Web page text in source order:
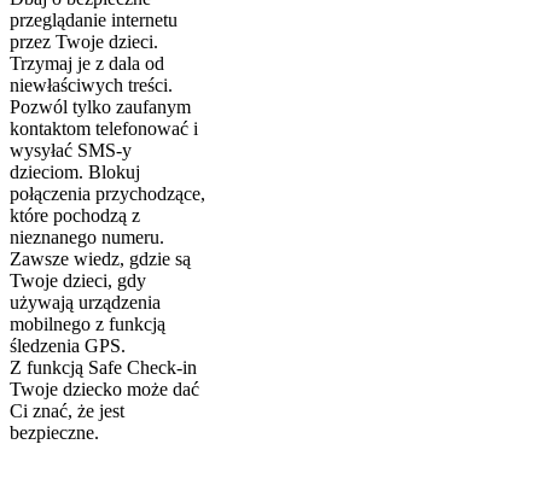
przeglądanie internetu
przez Twoje dzieci.
Trzymaj je z dala od
niewłaściwych treści.
Pozwól tylko zaufanym
kontaktom telefonować i
wysyłać SMS-y
dzieciom. Blokuj
połączenia przychodzące,
które pochodzą z
nieznanego numeru.
Zawsze wiedz, gdzie są
Twoje dzieci, gdy
używają urządzenia
mobilnego z funkcją
śledzenia GPS.
Z funkcją Safe Check-in
Twoje dziecko może dać
Ci znać, że jest
bezpieczne.